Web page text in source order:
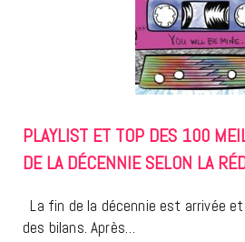
PLAYLIST ET TOP DES 100
DE LA DÉCENNIE SELON LA
La fin de la décennie est arrivée et
des bilans. Après…